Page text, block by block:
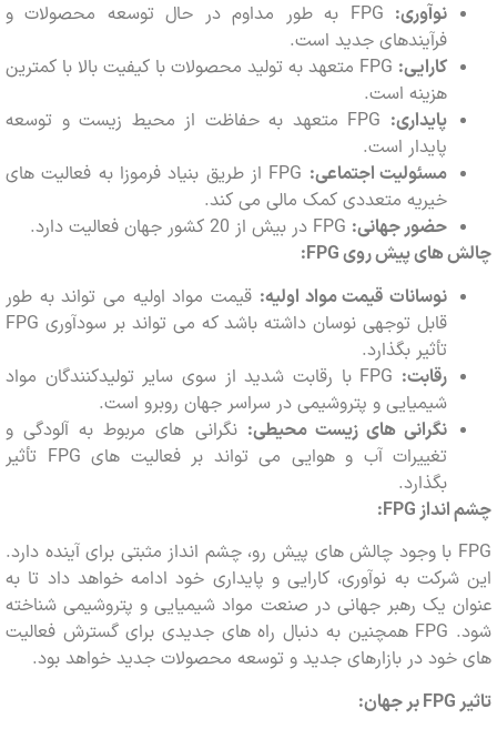
نوآوری:
FPG به طور مداوم در حال توسعه محصولات و
فرآیندهای جدید است.
کارایی:
FPG متعهد به تولید محصولات با کیفیت بالا با کمترین
هزینه است.
پایداری:
FPG متعهد به حفاظت از محیط زیست و توسعه
پایدار است.
مسئولیت اجتماعی:
FPG از طریق بنیاد فرموزا به فعالیت های
خیریه متعددی کمک مالی می کند.
حضور جهانی:FPG در بیش از 20 کشور جهان فعالیت دارد.
های پیش رویFPG
:
نوسانات قیمت مواد اولیه:قیمت مواد اولیه می تواند به طور
قابل توجهی نوسان داشته باشد که می تواند بر سودآوری FPG
تأثیر بگذارد.
رقابت:
FPG با رقابت شدید از سوی سایر تولیدکنندگان مواد
شیمیایی و پتروشیمی در سراسر جهان روبرو است.
نگرانی های زیست محیطی:نگرانی های مربوط به آلودگی و
تغییرات آب و هوایی می تواند بر فعالیت های FPG تأثیر
بگذارد.
FPG
FPG با وجود چالش های پیش رو، چشم انداز مثبتی برای آینده دارد.
به نوآوری، کارایی و پایداری خود ادامه خواهد داد تا به
یک رهبر جهانی در صنعت مواد شیمیایی و پتروشیمی شناخته
شود. FPG همچنین به دنبال راه های جدیدی برای گسترش فعالیت
در بازارهای جدید و توسعه محصولات جدید خواهد بود.
FPG بر جهان: